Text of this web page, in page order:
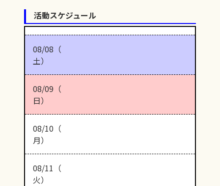
活動スケジュール
08/08（
土）
08/09（
日）
08/10（
月）
08/11（
火）